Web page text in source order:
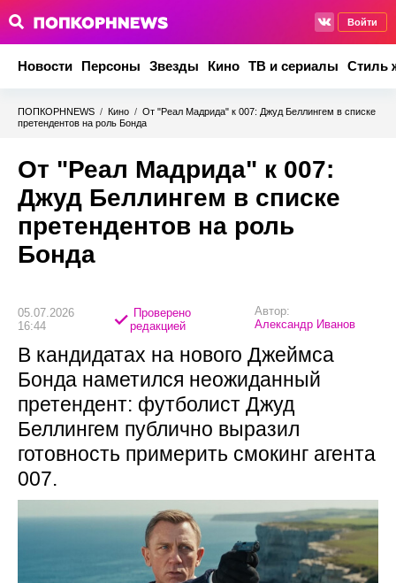
Войти
Новости Персоны Звезды Кино ТВ и сериалы Стиль
ПОПКОРНNEWS / Кино / От "Реал Мадрида" к 007: Джуд Беллингем в списке
претендентов на роль Бонда
От "Реал Мадрида" к 007:
Джуд Беллингем в списке
претендентов на роль
Бонда
05.07.2026
16:44
Проверено
редакцией
Автор:
Александр Иванов
В кандидатах на нового Джеймса
Бонда наметился неожиданный
претендент: футболист Джуд
Беллингем публично выразил
готовность примерить смокинг агента
007.